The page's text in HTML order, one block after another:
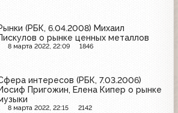
(РБК, 6.04.2008) Михаил
о рынке ценных металлов
8 марта 2022, 22:09 1846
интересов (РБК, 7.03.2006)
Пригожин, Елена Кипер о рынке
8 марта 2022, 22:15 2142